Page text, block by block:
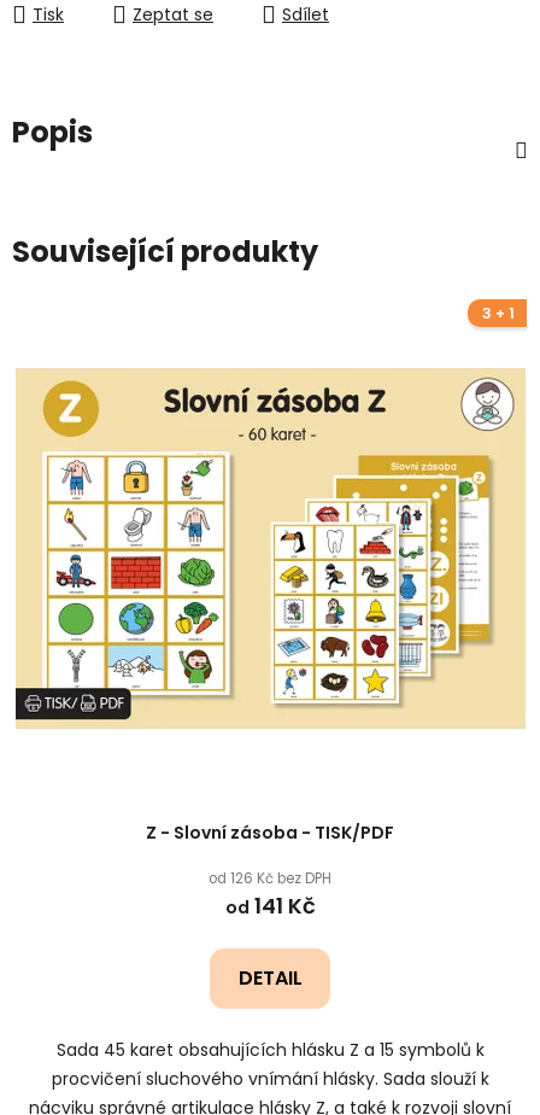
Tisk Zeptat se Sdílet
Popis
Související produkty
3 + 1
Z - Slovní zásoba - TISK/PDF
od 126 Kč bez DPH
od 141 Kč
DETAIL
Sada 45 karet obsahujících hlásku Z a 15 symbolů k
procvičení sluchového vnímání hlásky. Sada slouží k
nácviku správné artikulace hlásky Z, a také k rozvoji slovní